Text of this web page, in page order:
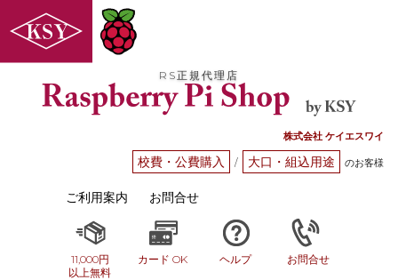
RS正規代理店
株式会社 ケイエスワイ
校費・公費購入 / 大口・組込用途 のお客様
ご利用案内 お問合せ
11,000円
以上無料
カード OK ヘルプ お問合せ